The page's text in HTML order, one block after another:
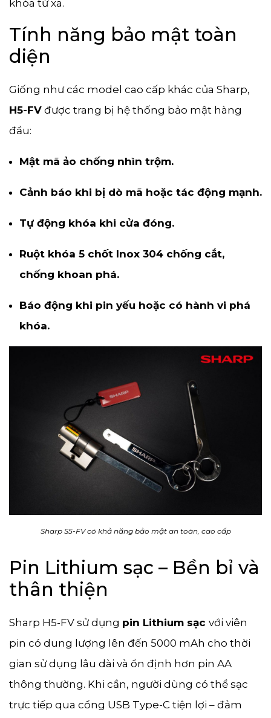
khóa từ xa.
Tính năng bảo mật toàn
diện
Giống như các model cao cấp khác của Sharp,
H5-FV được trang bị hệ thống bảo mật hàng
đầu:
Mật mã ảo chống nhìn trộm.
Cảnh báo khi bị dò mã hoặc tác động mạnh.
Tự động khóa khi cửa đóng.
Ruột khóa 5 chốt Inox 304 chống cắt,
chống khoan phá.
Báo động khi pin yếu hoặc có hành vi phá
khóa.
Sharp S5-FV có khả năng bảo mật an toàn, cao cấp
Pin Lithium sạc – Bền bỉ và
thân thiện
Sharp H5-FV sử dụng pin Lithium sạc với viên
pin có dung lượng lên đến 5000 mAh cho thời
gian sử dụng lâu dài và ổn định hơn pin AA
thông thường. Khi cần, người dùng có thể sạc
trực tiếp qua cổng USB Type-C tiện lợi – đảm